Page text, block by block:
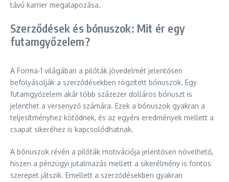
távú karrier megalapozása.
Szerződések és bónuszok: Mit ér egy
futamgyőzelem?
A Forma-1 világában a pilóták jövedelmét jelentősen
befolyásolják a szerződésekben rögzített bónuszok. Egy
futamgyőzelem akár több százezer dolláros bónuszt is
jelenthet a versenyző számára. Ezek a bónuszok gyakran a
teljesítményhez kötődnek, és az egyéni eredmények mellett a
csapat sikeréhez is kapcsolódhatnak.
A bónuszok révén a pilóták motivációja jelentősen növelhető,
hiszen a pénzügyi jutalmazás mellett a sikerélmény is fontos
szerepet játszik. Emellett a szerződésekben gyakran